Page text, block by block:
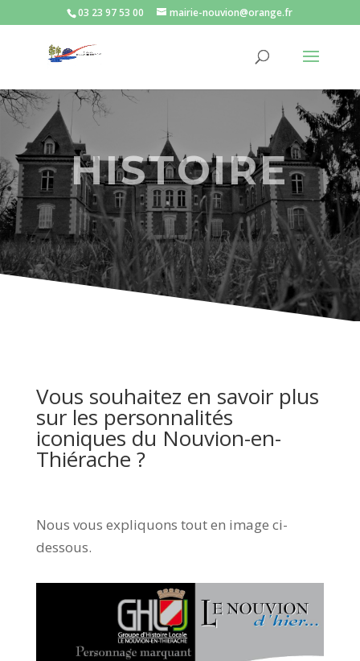
03 23 97 53 00 mairie-nouvion@orange.fr
HISTOIRE
Vous souhaitez en savoir plus
sur les personnalités
iconiques du Nouvion-en-
Thiérache ?
Nous vous expliquons tout en image ci-
dessous.